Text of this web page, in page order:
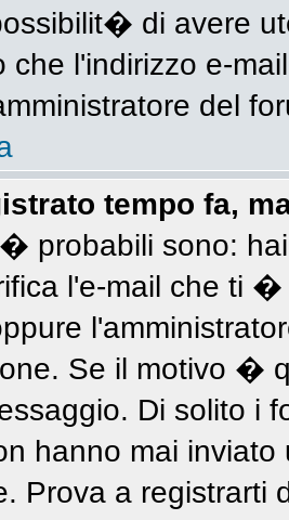
di avere
che l'indirizzo e-
del
tempo fa,
probabili sono:
l'e-mail che ti
Se il motivo �
Di solito i
hanno mai
Prova a registrarti